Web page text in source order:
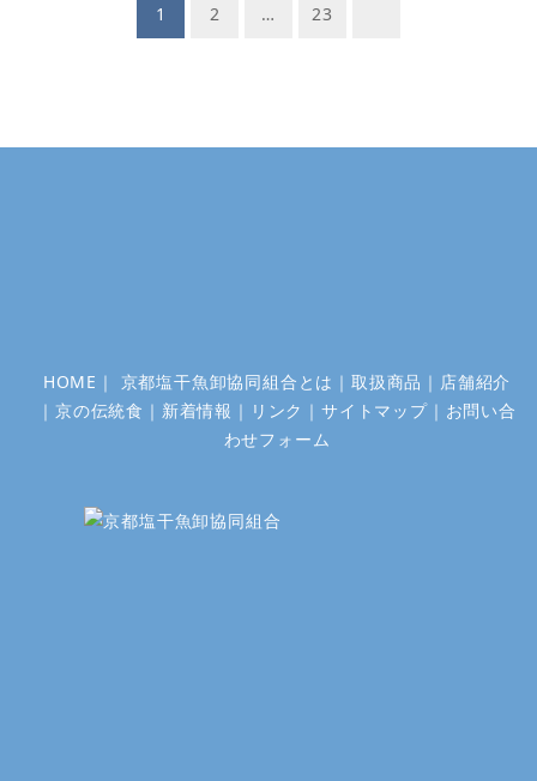
ゲ
1 2 … 23
HOME ｜ 京都塩干魚卸協同組合とは ｜ 取扱商品 ｜ 店舗紹介
｜ 京の伝統食 ｜ 新着情報 ｜ リンク ｜サイトマップ｜ お問い合
わせフォーム